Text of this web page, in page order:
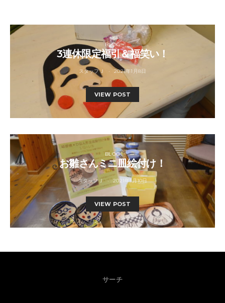
BLOG
3連休限定福引＆福笑い！
スタッフＪ 2021年1月8日
VIEW POST
BLOG
お雛さんミニ皿絵付け！
スタッフＪ 2021年1月10日
VIEW POST
サーチ